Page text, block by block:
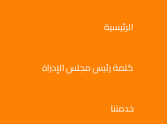
الرئيسية
كلمة رئيس مجلس الإدراة
خدمتنا